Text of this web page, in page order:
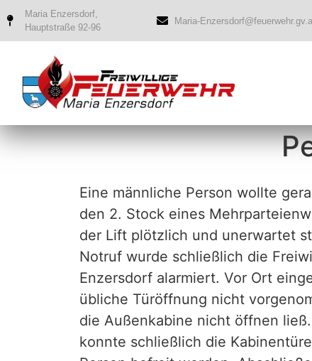
Maria Enzersdorf,
Hauptstraße 92-96
Maria-
Eine männliche Person wollte
den 2. Stock eines
der Lift plötzlich und unerwartet
Notruf wurde schließlich die
Enzersdorf alarmiert. Vor Ort
übliche Türöffnung nicht
die Außenkabine nicht öffnen
konnte schließlich die